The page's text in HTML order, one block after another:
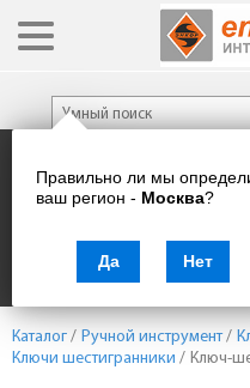
Правильно ли мы
ваш регион - Москва?
Да Нет
Каталог товаров
Каталог / Ручной инструмент/
Ключи шестигранники / Ключ-